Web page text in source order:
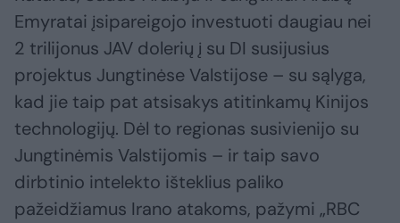
Emyratai įsipareigojo investuoti daugiau nei
2 trilijonus JAV dolerių į su DI susijusius
projektus Jungtinėse Valstijose – su sąlyga,
kad jie taip pat atsisakys atitinkamų Kinijos
technologijų. Dėl to regionas susivienijo su
Jungtinėmis Valstijomis – ir taip savo
dirbtinio intelekto išteklius paliko
pažeidžiamus Irano atakoms, pažymi „RBC